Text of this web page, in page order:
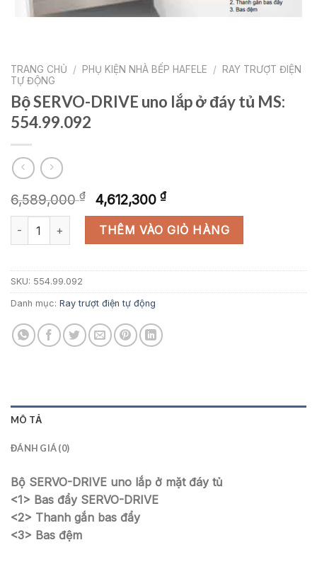
TRANG CHỦ / PHỤ KIỆN NHÀ BẾP HAFELE /
RAY TRƯỢT ĐIỆN
TỰ ĐỘNG
Bộ SERVO-DRIVE uno lắp ở đáy tủ MS:
554.99.092
6,589,000₫
Giá
gốc
là:
6,589,000 ₫.
4,612,300 ₫Giá
hiện
tại
là:
4,612,300 ₫.
Bộ SERVO-DRIVE uno lắp ở đáy tủ MS: 554.99.092 số lượng
THÊM VÀO GIỎ HÀNG
SKU: 554.99.092
Danh mục: Ray trượt điện tự động
MÔ TẢ
ĐÁNH GIÁ (0)
Bộ SERVO-DRIVE uno lắp ở mặt đáy tủ
<1> Bas đẩy SERVO-DRIVE
<2> Thanh gắn bas đẩy
<3> Bas đệm